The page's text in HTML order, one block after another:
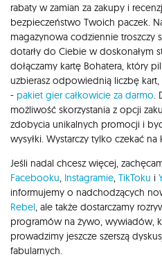
rabaty w zamian za zakupy i
bezpieczeństwo Twoich paczek.
magazynowa codziennie troszczy
dotarły do Ciebie w doskonałym
dołączamy kartę Bohatera, który
uzbierasz odpowiednią liczbę
- pakiet gier całkowicie za darmo
możliwość skorzystania z opcji
zdobycia unikalnych promocji i
wysyłki. Wystarczy tylko czekać na
Jeśli nadal chcesz więcej,
Facebooku Instagramie TikToku i
informujemy o nadchodzących
Rebel , ale także dostarczamy
programów na żywo, wywiadów,
prowadzimy jeszcze szerszą
fabularnych.